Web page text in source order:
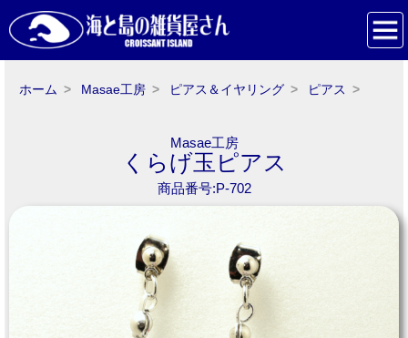
ホーム Masae工房 ピアス＆イヤリング ピアス
Masae工房
くらげ玉ピアス
商品番号:P-702